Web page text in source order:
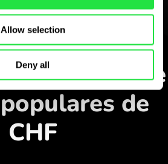
Allow selection
Deny all
los pares de
de
CHF